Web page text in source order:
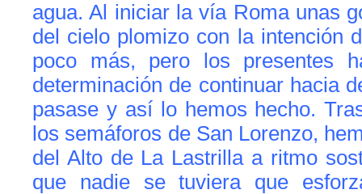
agua. Al iniciar la vía Roma unas
del cielo plomizo con la intención
poco más, pero los presentes
determinación de continuar hacia
pasase y así lo hemos hecho.
los semáforos de San Lorenzo,
del Alto de La Lastrilla a ritmo
que nadie se tuviera que